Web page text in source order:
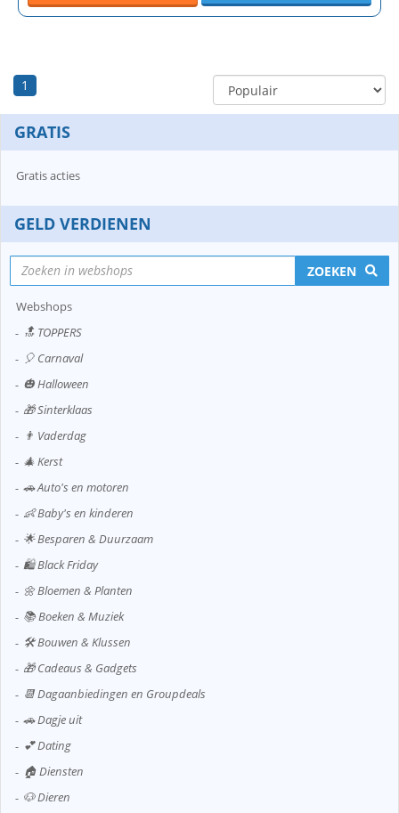
1
GRATIS
Gratis acties
GELD VERDIENEN
ZOEKEN
Webshops
🔝 TOPPERS
🎈 Carnaval
🎃 Halloween
🎁 Sinterklaas
👨 Vaderdag
🎄 Kerst
🚗 Auto's en motoren
👶 Baby's en kinderen
🌟 Besparen & Duurzaam
🛍️ Black Friday
🌼 Bloemen & Planten
📚 Boeken & Muziek
🛠️ Bouwen & Klussen
🎁 Cadeaus & Gadgets
📆 Dagaanbiedingen en Groupdeals
🚗 Dagje uit
💕 Dating
🏠 Diensten
🐶 Dieren